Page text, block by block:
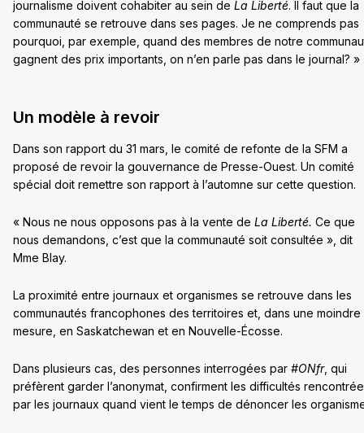
journalisme doivent cohabiter au sein de La Liberté. Il faut que la
communauté se retrouve dans ses pages. Je ne comprends pas
pourquoi, par exemple, quand des membres de notre
gagnent des prix importants, on n’en parle pas dans le journal? »
Un modèle à revoir
Dans son rapport du 31 mars, le comité de refonte de la SFM a
proposé de revoir la gouvernance de Presse-Ouest. Un comité
spécial doit remettre son rapport à l’automne sur cette question.
« Nous ne nous opposons pas à la vente de La Liberté. Ce que
nous demandons, c’est que la communauté soit consultée », dit
Mme Blay.
La proximité entre journaux et organismes se retrouve dans les
communautés francophones des territoires et, dans une moindre
mesure, en Saskatchewan et en Nouvelle-Écosse.
Dans plusieurs cas, des personnes interrogées par #ONfr, qui
préfèrent garder l’anonymat, confirment les difficultés
par les journaux quand vient le temps de dénoncer les